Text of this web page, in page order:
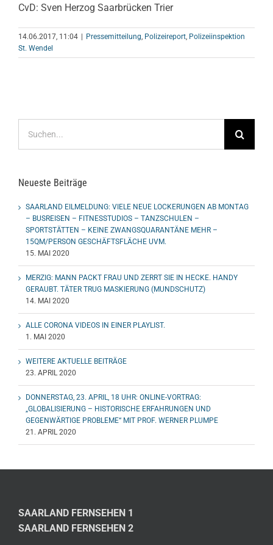
CvD: Sven Herzog Saarbrücken Trier
14.06.2017, 11:04 Pressemitteilung, Polizeireport, Polizeiinspektion
St. Wendel
nach:
Neueste Beiträge
SAARLAND EILMELDUNG: VIELE NEUE LOCKERUNGEN AB MONTAG
– BUSREISEN – FITNESSTUDIOS – TANZSCHULEN –
SPORTSTÄTTEN – KEINE ZWANGSQUARANTÄNE MEHR –
15QM/PERSON GESCHÄFTSFLÄCHE UVM.
15. MAI 2020
MERZIG: MANN PACKT FRAU UND ZERRT SIE IN HECKE. HANDY
GERAUBT. TÄTER TRUG MASKIERUNG (MUNDSCHUTZ)
14. MAI 2020
ALLE CORONA VIDEOS IN EINER PLAYLIST.
1. MAI 2020
WEITERE AKTUELLE BEITRÄGE
23. APRIL 2020
DONNERSTAG, 23. APRIL, 18 UHR: ONLINE-VORTRAG:
„GLOBALISIERUNG – HISTORISCHE ERFAHRUNGEN UND
GEGENWÄRTIGE PROBLEME“ MIT PROF. WERNER PLUMPE
21. APRIL 2020
SAARLAND FERNSEHEN 1
SAARLAND FERNSEHEN 2